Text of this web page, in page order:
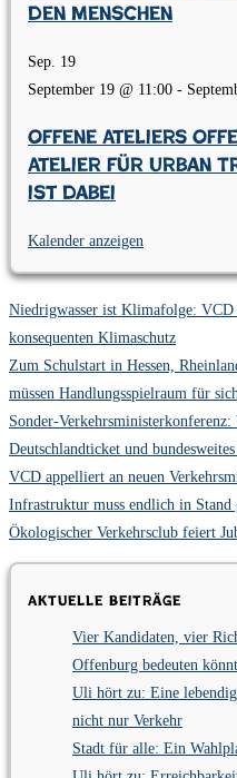
den Menschen
Sep. 19
September 19 @ 11:00 -
Offene Ateliers
Atelier für Urban
ist dabei
Kalender anzeigen
Niedrigwasser ist Klimafolge:
konsequenten Klimaschutz
Zum Schulstart in Hessen,
müssen Handlungsspielraum für
Sonder-
Deutschlandticket und
VCD appelliert an neuen
Infrastruktur muss endlich in Stand
Ökologischer Verkehrsclub feiert
Aktuelle Beiträge
Vier Kandidaten, vier
Offenburg bedeuten
Uli hört zu: Eine
nicht nur Verkehr
Stadt für alle: Ein